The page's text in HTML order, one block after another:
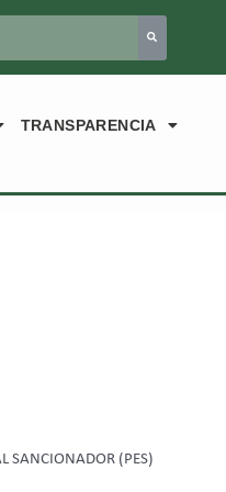
TRANSPARENCIA
SANCIONADOR (PES)